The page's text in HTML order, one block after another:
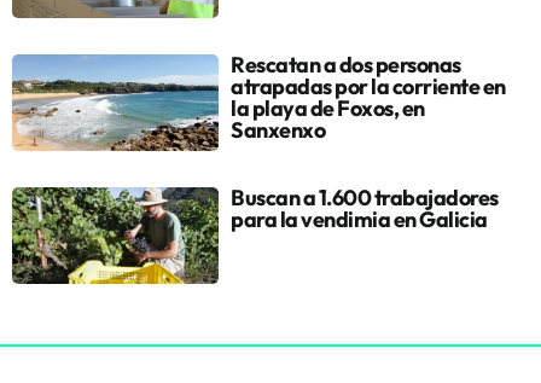
Rescatan a dos personas
atrapadas por la corriente en
la playa de Foxos, en
Sanxenxo
Buscan a 1.600 trabajadores
para la vendimia en Galicia